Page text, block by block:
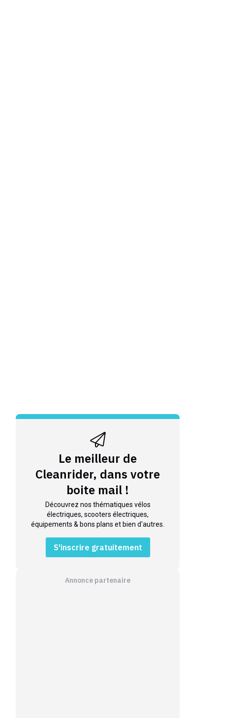
Le meilleur de
Cleanrider, dans votre
boite mail !
Découvrez nos thématiques vélos
électriques, scooters électriques,
équipements & bons plans et bien d'autres.
S'inscrire gratuitement
Annonce partenaire